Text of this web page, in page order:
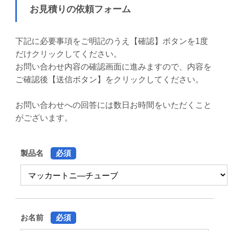
お見積りの依頼フォーム
下記に必要事項をご明記のうえ【確認】ボタンを1度
だけクリックしてください。
お問い合わせ内容の確認画面に進みますので、内容を
ご確認後【送信ボタン】をクリックしてください。
お問い合わせへの回答には数日お時間をいただくこと
がございます。
製品名 必須
お名前 必須